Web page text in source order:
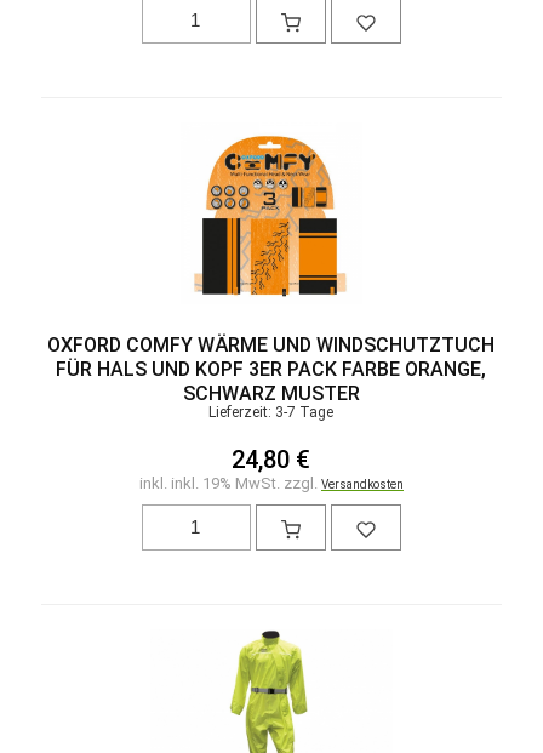
OXFORD COMFY WÄRME UND WINDSCHUTZTUCH
FÜR HALS UND KOPF 3ER PACK FARBE ORANGE,
SCHWARZ MUSTER
Lieferzeit: 3-7 Tage
24,80 €
inkl. inkl. 19% MwSt. zzgl. Versandkosten